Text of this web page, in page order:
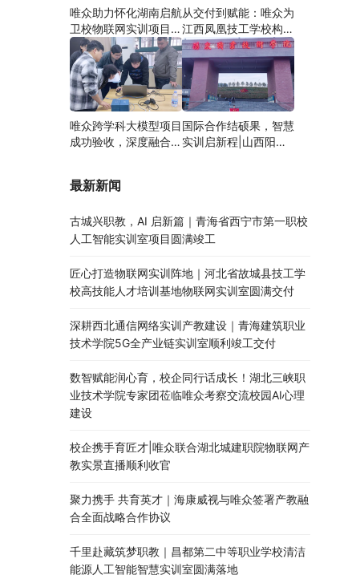
唯众助力怀化湖南启航
卫校物联网实训项目圆
满交付，共筑医工融合
人才培养新生态
从交付到赋能：唯众为
江西凤凰技工学校构建
“教、学、做”一体化网
络实训环境
唯众跨学科大模型项目
成功验收，深度融合边
级
国际合作结硕果，智慧
实训启新程|山西阳泉
最新新闻
古城兴职教，AI 启新篇｜青海省西宁市第一职校
人工智能实训室项目圆满竣工
匠心打造物联网实训阵地｜河北省故城县技工学
校高技能人才培训基地物联网实训室圆满交付
深耕西北通信网络实训产教建设｜青海建筑职业
技术学院5G全产业链实训室顺利竣工交付
数智赋能润心育，校企同行话成长！湖北三峡职
业技术学院专家团莅临唯众考察交流校园AI心理
建设
校企携手育匠才|唯众联合湖北城建职院物联网产
教实景直播顺利收官
聚力携手 共育英才｜海康威视与唯众签署产教融
合全面战略合作协议
千里赴藏筑梦职教｜昌都第二中等职业学校清洁
能源人工智能智慧实训室圆满落地